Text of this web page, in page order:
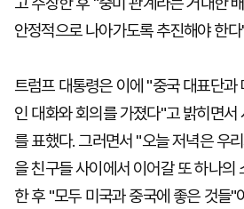
안정적으로 나아가도록 추진해야 한
트럼프 대통령은 이에 "중국 대표단과
인 대화와 회의를 가졌다"고 밝히면서
를 표했다. 그러면서 "오늘 저녁은 우
을 친구들 사이에서 이어갈 또 하나의
한 후 "모두 미국과 중국에 좋은 것들"